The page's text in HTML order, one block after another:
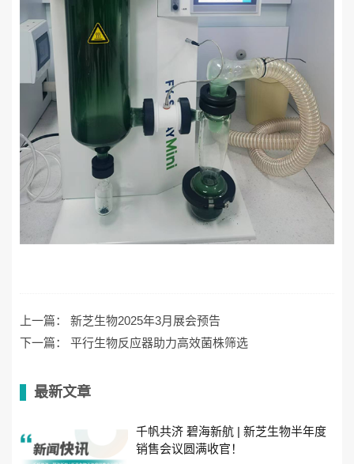
上一篇： 新芝生物2025年3月展会预告
下一篇： 平行生物反应器助力高效菌株筛选
最新文章
千帆共济 碧海新航 | 新芝生物半年度
销售会议圆满收官！